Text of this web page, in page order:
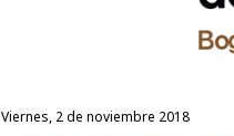
viernes, 2 de noviembre 2018